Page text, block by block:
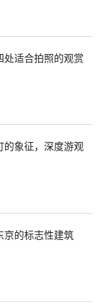
处适合拍照的观赏
象征，深度游观
京的标志性建筑